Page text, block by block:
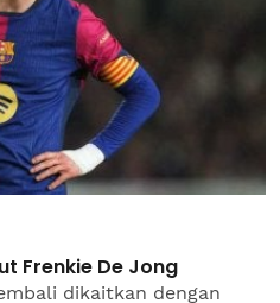
Frenkie De Jong
dikaitkan dengan